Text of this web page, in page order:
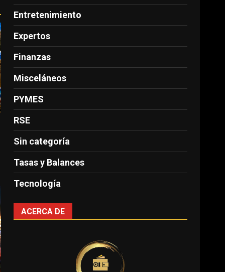
Entretenimiento
Expertos
Finanzas
Misceláneos
PYMES
RSE
Sin categoría
Tasas y Balances
Tecnología
ACERCA DE